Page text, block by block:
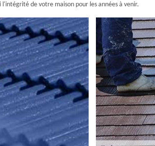
de votre maison pour les années à venir.